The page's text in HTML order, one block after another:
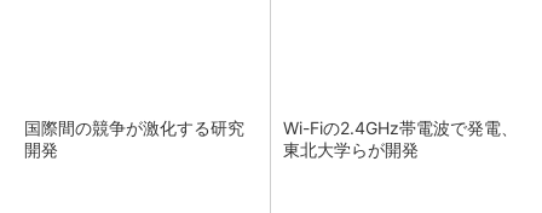
国際間の競争が激化する研究
開発
Wi-Fiの2.4GHz帯電波で発電、
東北大学らが開発